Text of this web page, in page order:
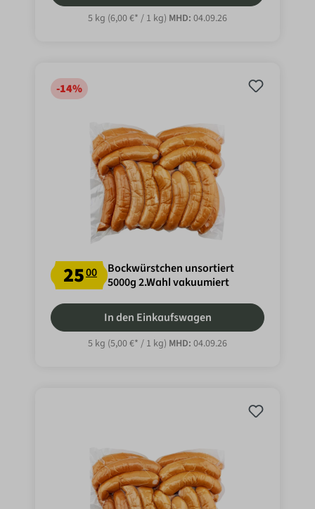
5 kg (6,00 €* / 1 kg) MHD: 04.09.26
-14%
2500
Bockwürstchen unsortiert
5000g 2.Wahl vakuumiert
In den Einkaufswagen
5 kg (5,00 €* / 1 kg) MHD: 04.09.26